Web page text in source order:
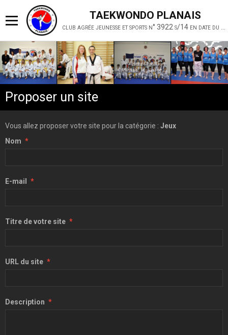
TAEKWONDO PLANAIS
Proposer un site
Vous allez proposer votre site pour la catégorie : Jeux
Nom
E-mail
Titre de votre site
URL du site
Description